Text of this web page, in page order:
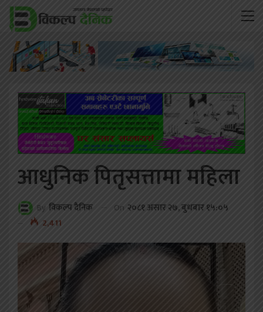
आधुनिक पितृसत्तामा महिला
By विकल्प दैनिक On २०८१ असार २७, बुधबार १५:०५
2,411